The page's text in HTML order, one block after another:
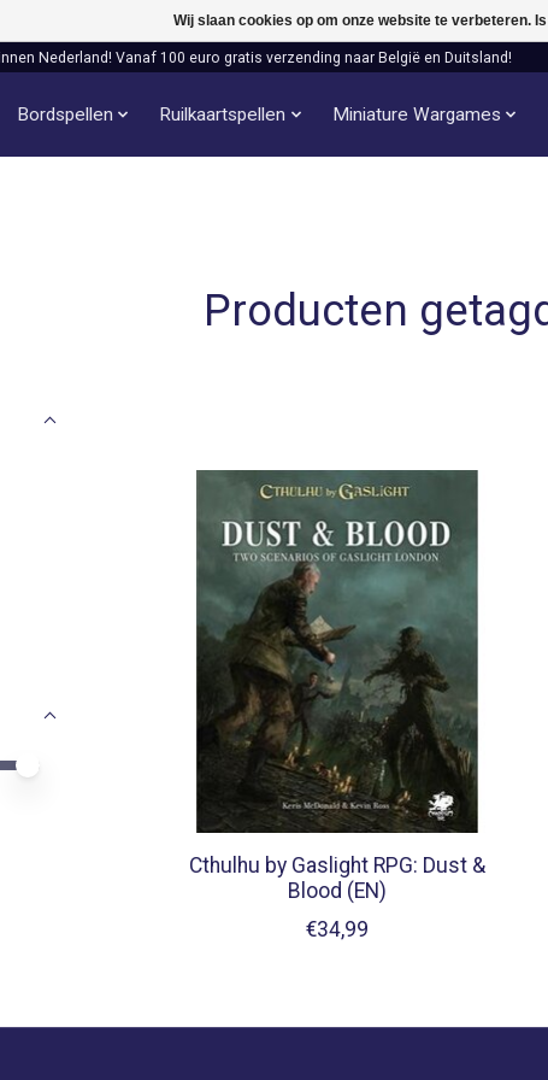
Nederland! Vanaf 100 euro gratis verzending naar België en Duitsland!
Bordspellen Ruilkaartspellen Miniature Wargames
Producten
Cthulhu by Gaslight RPG: Dust &
Blood (EN)
€34,99
Wij slaan cookies op om onze website te verbeteren.